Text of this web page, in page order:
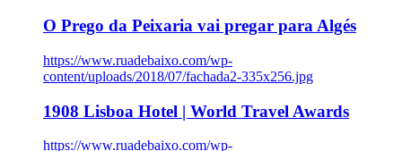
O Prego da Peixaria vai pregar para Algés
https://www.ruadebaixo.com/wp-
content/uploads/2018/07/fachada2-335x256.jpg
1908 Lisboa Hotel | World Travel Awards
https://www.ruadebaixo.com/wp-